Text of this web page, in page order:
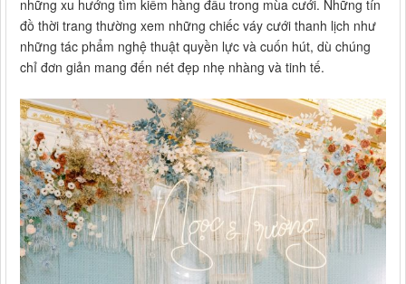
những xu hướng tìm kiếm hàng đầu trong mùa cưới. Những tín
đồ thời trang thường xem những chiếc váy cưới thanh lịch như
những tác phẩm nghệ thuật quyền lực và cuốn hút, dù chúng
chỉ đơn giản mang đến nét đẹp nhẹ nhàng và tinh tế.